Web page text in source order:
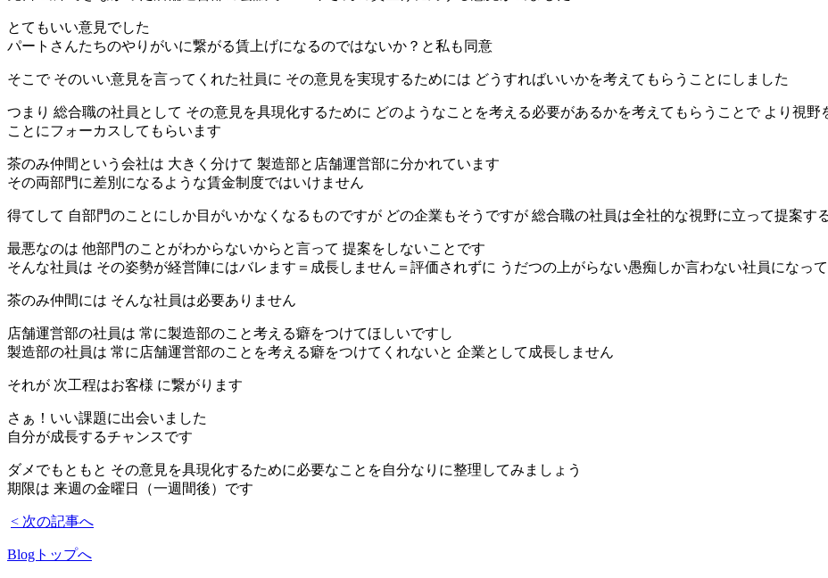
とてもいい意見でした
パートさんたちのやりがいに繋がる賃上げになるのではないか？と私も同意
そこで そのいい意見を言ってくれた社員に その意見を実現するためには どうすればいいかを考えてもらうことにしました
つまり 総合職の社員として その意見を具現化するために どのようなことを考える必要があるかを考えてもらうことで より視
ことにフォーカスしてもらいます
茶のみ仲間という会社は 大きく分けて 製造部と店舗運営部に分かれています
その両部門に差別になるような賃金制度ではいけません
得てして 自部門のことにしか目がいかなくなるものですが どの企業もそうですが 総合職の社員は全社的な視野に立って提案す
最悪なのは 他部門のことがわからないからと言って 提案をしないことです
そんな社員は その姿勢が経営陣にはバレます＝成長しません＝評価されずに うだつの上がらない愚痴しか言わない社員になっ
茶のみ仲間には そんな社員は必要ありません
店舗運営部の社員は 常に製造部のこと考える癖をつけてほしいですし
製造部の社員は 常に店舗運営部のことを考える癖をつけてくれないと 企業として成長しません
それが 次工程はお客様 に繋がります
さぁ！いい課題に出会いました
自分が成長するチャンスです
ダメでもともと その意見を具現化するために必要なことを自分なりに整理してみましょう
期限は 来週の金曜日（一週間後）です
< 次の記事へ
Blogトップへ